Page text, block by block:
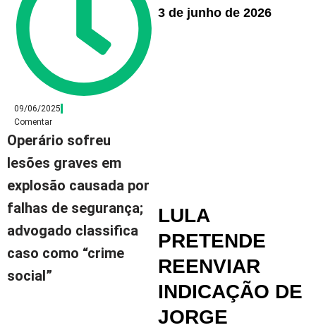
09/06/2025
Comentar
Operário sofreu
lesões graves em
explosão causada por
falhas de segurança;
advogado classifica
caso como “crime
social”
3 de junho de 2026
LULA
PRETENDE
REENVIAR
INDICAÇÃO DE
JORGE